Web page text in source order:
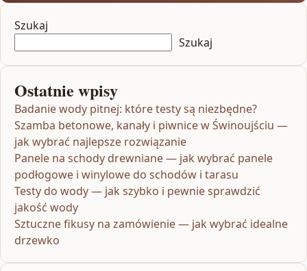
Szukaj
Szukaj
Ostatnie wpisy
Badanie wody pitnej: które testy są niezbędne?
Szamba betonowe, kanały i piwnice w Świnoujściu —
jak wybrać najlepsze rozwiązanie
Panele na schody drewniane — jak wybrać panele
podłogowe i winylowe do schodów i tarasu
Testy do wody — jak szybko i pewnie sprawdzić
jakość wody
Sztuczne fikusy na zamówienie — jak wybrać idealne
drzewko